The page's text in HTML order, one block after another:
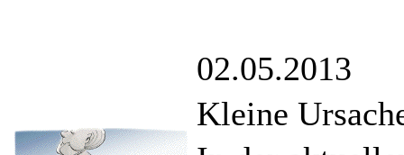
02.05.2013
Kleine